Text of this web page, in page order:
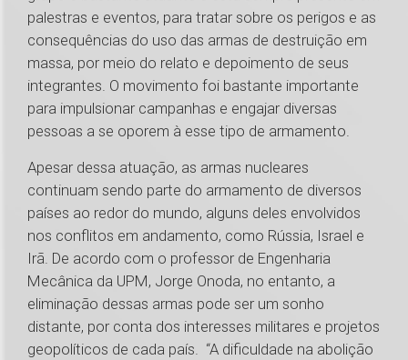
palestras e eventos, para tratar sobre os perigos e as
consequências do uso das armas de destruição em
massa, por meio do relato e depoimento de seus
integrantes. O movimento foi bastante importante
para impulsionar campanhas e engajar diversas
pessoas a se oporem à esse tipo de armamento.
Apesar dessa atuação, as armas nucleares
continuam sendo parte do armamento de diversos
países ao redor do mundo, alguns deles envolvidos
nos conflitos em andamento, como Rússia, Israel e
Irã. De acordo com o professor de Engenharia
Mecânica da UPM, Jorge Onoda, no entanto, a
eliminação dessas armas pode ser um sonho
distante, por conta dos interesses militares e projetos
geopolíticos de cada país. “A dificuldade na abolição